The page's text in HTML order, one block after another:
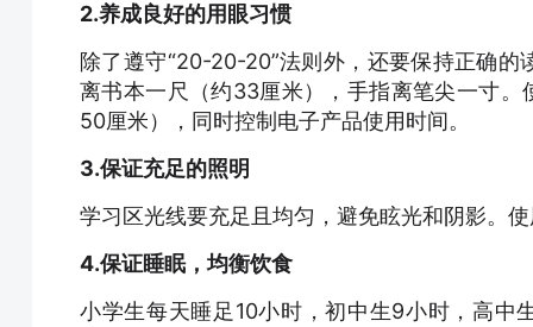
2.养成良好的用眼习惯
除了遵守“20-20-20”法则外，还要保持正确的
离书本一尺（约33厘米），手指离笔尖一寸
50厘米），同时控制电子产品使用时间。
3.保证充足的照明
学习区光线要充足且均匀，避免眩光和阴影。
4.保证睡眠，均衡饮食
小学生每天睡足10小时，初中生9小时，高中